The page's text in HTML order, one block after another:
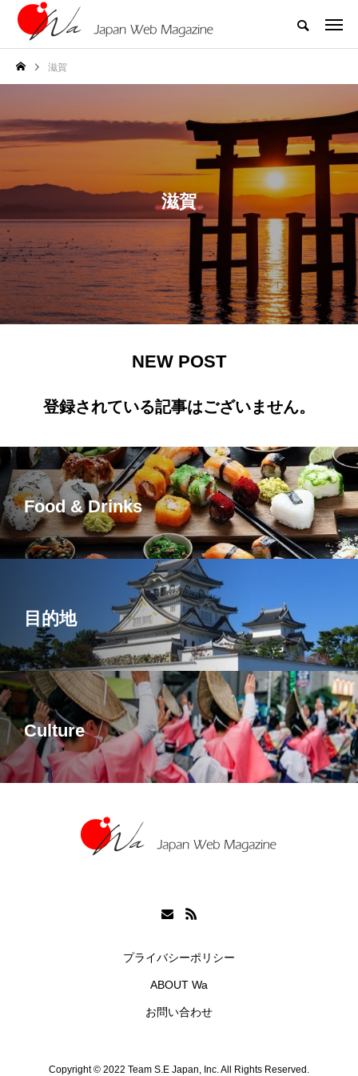
滋賀
滋賀
NEW POST
登録されている記事はございません。
Food & Drinks
目的地
Culture
プライバシーポリシー
ABOUT Wa
お問い合わせ
Copyright © 2022 Team S.E Japan, Inc. All Rights Reserved.